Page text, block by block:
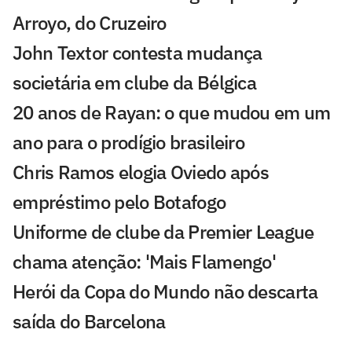
Arroyo, do Cruzeiro
John Textor contesta mudança
societária em clube da Bélgica
20 anos de Rayan: o que mudou em um
ano para o prodígio brasileiro
Chris Ramos elogia Oviedo após
empréstimo pelo Botafogo
Uniforme de clube da Premier League
chama atenção: 'Mais Flamengo'
Herói da Copa do Mundo não descarta
saída do Barcelona